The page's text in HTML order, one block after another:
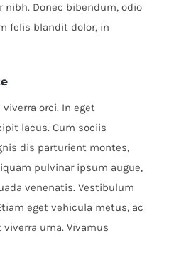
nibh. Donec bibendum, odio
felis blandit dolor, in
orci. In eget
lacus. Cum sociis
dis parturient montes,
pulvinar ipsum augue,
venenatis. Vestibulum
eget vehicula metus, ac
urna. Vivamus